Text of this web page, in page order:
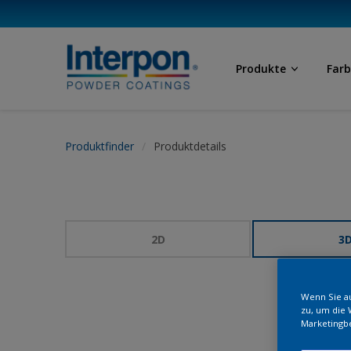
Produkte
Produktfinder Produktdetails
2D 3D
Wenn Sie
zu, um die